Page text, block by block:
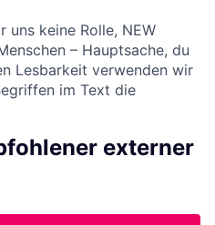
uns keine Rolle, NEW
– Hauptsache, du
Lesbarkeit verwenden wir
im Text die
externer